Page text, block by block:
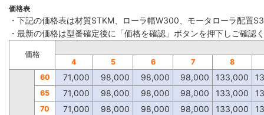
価格表
・下記の価格表は材質STKM、ローラ幅W300、モータローラ配置
・最新の価格は型番確定後に「価格を確認」ボタンを押下しご確認
価格
4
5 6 7 8
60 71,000 98,000 98,000 98,000 133,000
65 71,000 98,000 98,000 98,000 133,000
70 71,000 98,000 98,000 98,000 133,000